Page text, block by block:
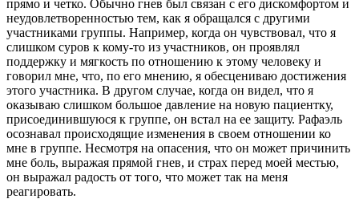
прямо и четко. Обычно гнев был связан с его дискомфортом и
неудовлетворенностью тем, как я обращался с другими
участниками группы. Например, когда он чувствовал, что я
слишком суров к кому-то из участников, он проявлял
поддержку и мягкость по отношению к этому человеку и
говорил мне, что, по его мнению, я обесцениваю достижения
этого участника. В другом случае, когда он видел, что я
оказываю слишком большое давление на новую пациентку,
присоединившуюся к группе, он встал на ее защиту. Рафаэль
осознавал происходящие изменения в своем отношении ко
мне в группе. Несмотря на опасения, что он может причинить
мне боль, выражая прямой гнев, и страх перед моей местью,
он выражал радость от того, что может так на меня
реагировать.